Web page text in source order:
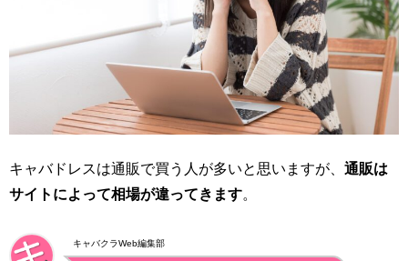
キャバドレスは通販で買う人が多いと思いますが、 通販は
サイトによって相場が違ってきます。
キャバクラWeb編集部